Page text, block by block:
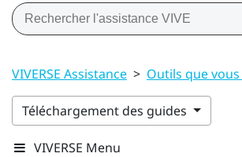
VIVERSE Assistance > Outils que
Téléchargement des guides
VIVERSE Menu